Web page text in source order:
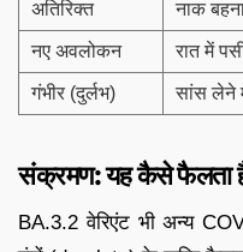
अतिरिक्त नाक
नए अवलोकन रात में
गंभीर (दुर्लभ) सांस लेने
संक्रमण: यह कैसे फैलता
BA.3.2 वेरिएंट भी अन्य